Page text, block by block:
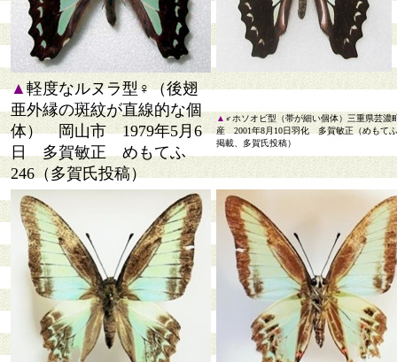
▲軽度なルヌラ型♀（後翅
亜外縁の斑紋が直線的な個
体） 岡山市 1979年5月6
日 多賀敏正 めもてふ
246（多賀氏投稿）
▲ ♂ホソオビ型（帯が細い個体）三重県芸濃
産 2001年8月10日羽化 多賀敏正（めもて
掲載、多賀氏投稿）